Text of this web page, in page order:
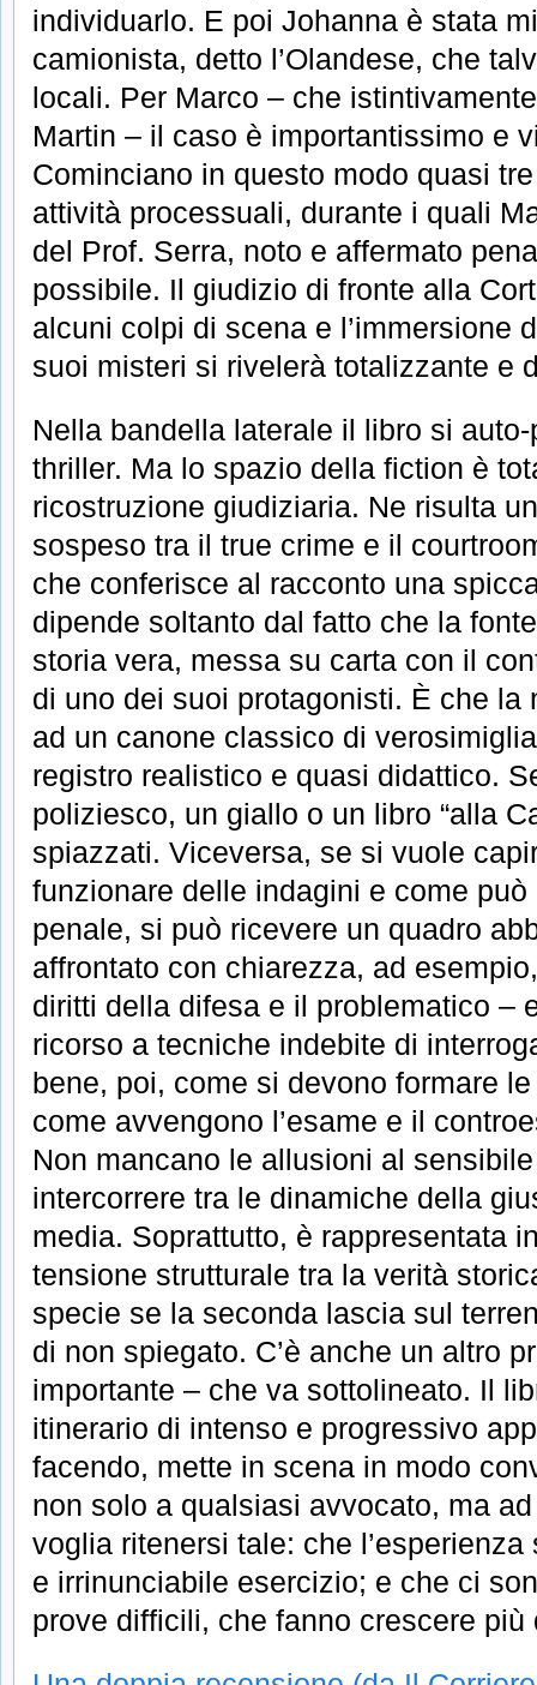
individuarlo. E poi Johanna è stata
camionista, detto l’Olandese, che
locali. Per Marco – che
Martin – il caso è importantissimo e
Cominciano in questo modo quasi
attività processuali, durante i quali
del Prof. Serra, noto e affermato
possibile. Il giudizio di fronte alla
alcuni colpi di scena e l’immersione
suoi misteri si rivelerà totalizzante e
Nella bandella laterale il libro si
thriller. Ma lo spazio della fiction è
ricostruzione giudiziaria. Ne risulta
sospeso tra il true crime e il
che conferisce al racconto una
dipende soltanto dal fatto che la
storia vera, messa su carta con il
di uno dei suoi protagonisti. È che la
ad un canone classico di
registro realistico e quasi didattico.
poliziesco, un giallo o un libro “alla
spiazzati. Viceversa, se si vuole
funzionare delle indagini e come
penale, si può ricevere un quadro
affrontato con chiarezza, ad
diritti della difesa e il problematico –
ricorso a tecniche indebite di
bene, poi, come si devono formare
come avvengono l’esame e il
Non mancano le allusioni al
intercorrere tra le dinamiche della
media. Soprattutto, è rappresentata
tensione strutturale tra la verità
specie se la seconda lascia sul
di non spiegato. C’è anche un altro
importante – che va sottolineato. Il
itinerario di intenso e progressivo
facendo, mette in scena in modo
non solo a qualsiasi avvocato, ma
voglia ritenersi tale: che
e irrinunciabile esercizio; e che ci
prove difficili, che fanno crescere più